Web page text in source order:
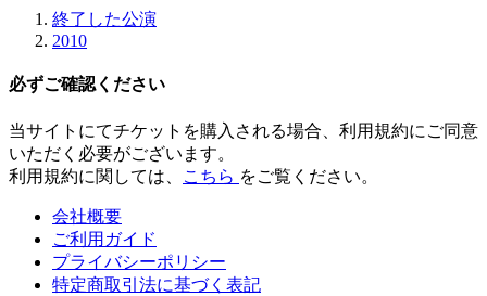
終了した公演
2010
必ずご確認ください
当サイトにてチケットを購入される場合、 利用規約にご同意
いただく必要がございます。
利用規約に関しては、
こちら をご覧ください。
会社概要
ご利用ガイド
プライバシーポリシー
特定商取引法に基づく表記